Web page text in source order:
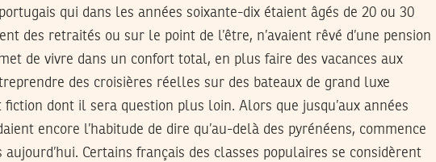
qui dans les années soixante-dix étaient âgés de 20 ou 30
des retraités ou sur le point de l’être, n’avaient rêvé d’une pension
de vivre dans un confort total, en plus faire des vacances aux
des croisières réelles sur des bateaux de grand luxe
fiction dont il sera question plus loin. Alors que jusqu’aux années
encore l’habitude de dire qu’au-delà des pyrénéens, commence
Certains français des classes populaires se considèrent